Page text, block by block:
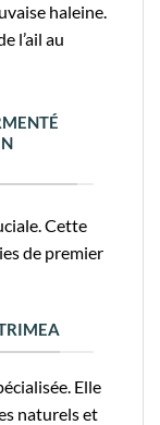
haleine.
l’ail au
Cette
de premier
Elle
naturels et